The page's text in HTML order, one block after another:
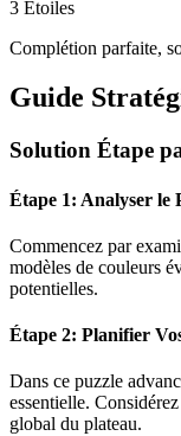
3 Étoiles
Complétion parfaite,
Guide
Solution Étape
Étape 1: Analyser le
Commencez par
modèles de couleurs
potentielles.
Étape 2: Planifier
Dans ce puzzle
essentielle.
global du plateau.